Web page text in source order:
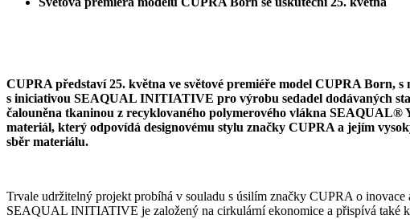
CUPRA představí 25. května ve světové premiéře model CUPRA Born,
s iniciativou SEAQUAL INITIATIVE pro výrobu sedadel dodávaných
čalouněna tkaninou z recyklovaného polymerového vlákna SEAQUAL®
materiál, který odpovídá designovému stylu značky CUPRA a jejím
sběr materiálu.
Trvale udržitelný projekt probíhá v souladu s úsilím značky CUPRA o
SEAQUAL INITIATIVE je založený na cirkulární ekonomice a přispívá také k